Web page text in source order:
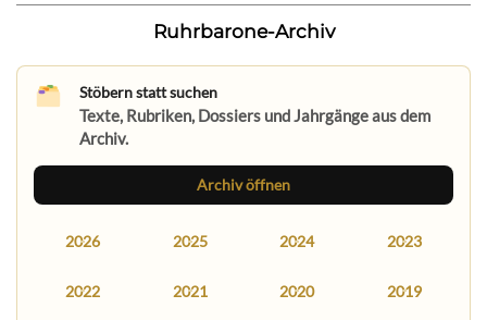
Ruhrbarone-Archiv
Stöbern statt suchen
Texte, Rubriken, Dossiers und Jahrgänge aus dem
Archiv.
Archiv öffnen
2026 2025 2024 2023
2022 2021 2020 2019